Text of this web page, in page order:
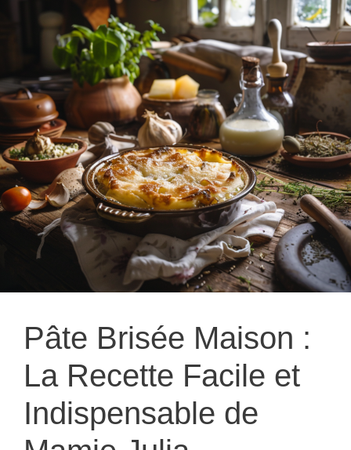
Pâte Brisée Maison :
La Recette Facile et
Indispensable de